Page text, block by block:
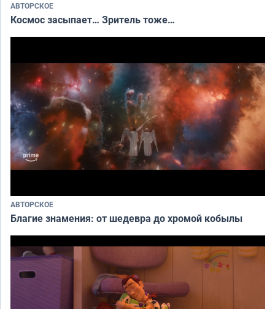
АВТОРСКОЕ
Космос засыпает… Зритель тоже…
АВТОРСКОЕ
Благие знамения: от шедевра до хромой кобылы